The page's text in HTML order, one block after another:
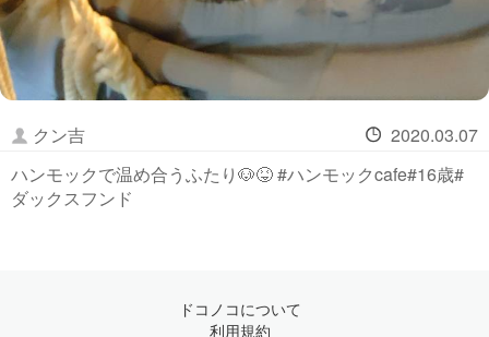
クン吉
2020.03.07
ハンモックで温め合うふたり🐶😝 #ハンモックcafe#16歳#
ダックスフンド
ドコノコについて
利用規約